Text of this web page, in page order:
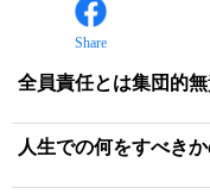
Share
全員責任とは集団的
人生での何をすべき